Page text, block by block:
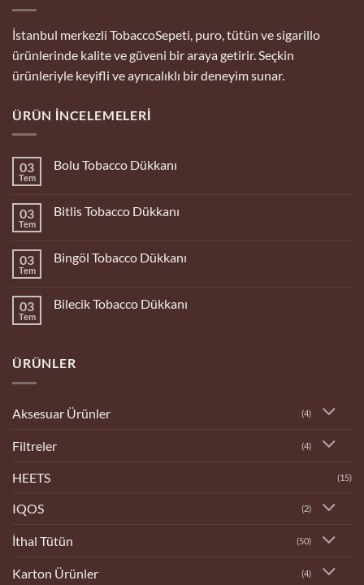
İstanbul merkezli TobaccoSepeti, puro, tütün ve sigarillo
ürünlerinde kalite ve güveni bir araya getirir. Seçkin
ürünleriyle keyifli ve ayrıcalıklı bir deneyim sunar.
ÜRÜN İNCELEMELERI
03
Tem
Bolu Tobacco Dükkanı
Tobacco
03
Tem
Bitlis Tobacco Dükkanı
Tobacco
03
Tem
Bingöl Tobacco Dükkanı
Tobacco
03
Tem
Bilecik Tobacco Dükkanı
Dükkanı
ÜRÜNLER
Aksesuar Ürünler (4)
Filtreler (4)
HEETS (15)
IQOS (2)
İthal Tütün (50)
Karton Ürünler (4)